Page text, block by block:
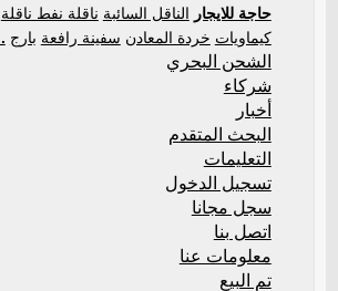
حاجة للايجار الناقل السائبة ناقلة نفط ناقلة
كيماويات خردة المعادن سفينة رافعة بارج
الشحن البحري
شركاء
أخبار
البحث المتقدم
التعليمات
تسجيل الدخول
سجل مجانا
اتصل بنا
معلومات عنا
تم البيع